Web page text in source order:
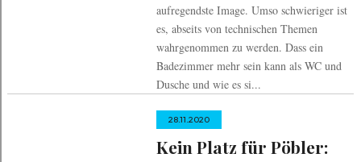
aufregendste Image. Umso schwieriger ist
es, abseits von technischen Themen
wahrgenommen zu werden. Dass ein
Badezimmer mehr sein kann als WC und
Dusche und wie es si...
28.11.2020
Kein Platz für Pöbler: